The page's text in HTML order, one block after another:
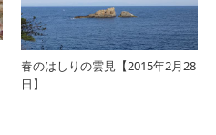
春のはしりの雲見【2015年2月28
日】